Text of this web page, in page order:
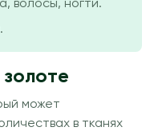
волосы, ногти.
может
в тканях